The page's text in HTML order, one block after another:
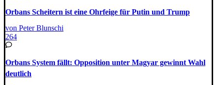
Orbans Scheitern ist eine Ohrfeige für Putin und Trump
von Peter Blunschi
264
Orbans System fällt: Opposition unter Magyar gewinnt Wahl
deutlich